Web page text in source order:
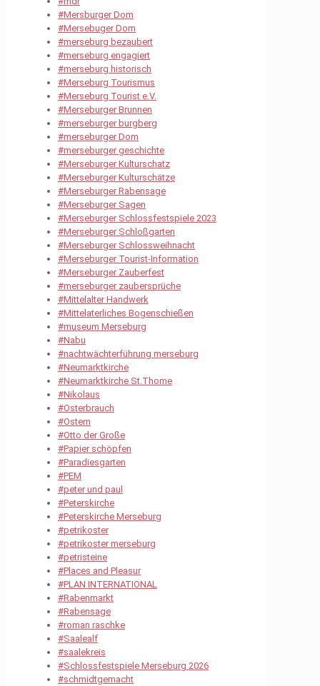
#Mersburger Dom
#Mersebuger Dom
#merseburg bezaubert
#merseburg engagiert
#merseburg historisch
#Merseburg Tourismus
#Merseburg Tourist e.V.
#Merseburger Brunnen
#merseburger burgberg
#merseburger Dom
#merseburger geschichte
#Merseburger Kulturschatz
#Merseburger Kulturschätze
#Merseburger Rabensage
#Merseburger Sagen
#Merseburger Schlossfestspiele 2023
#Merseburger Schloßgarten
#Merseburger Schlossweihnacht
#Merseburger Tourist-Information
#Merseburger Zauberfest
#merseburger zaubersprüche
#Mittelalter Handwerk
#Mittelaterliches Bogenschießen
#museum Merseburg
#Nabu
#nachtwächterführung merseburg
#Neumarktkirche
#Neumarktkirche St.Thome
#Nikolaus
#Osterbrauch
#Ostern
#Otto der Große
#Papier schöpfen
#Paradiesgarten
#PEM
#peter und paul
#Peterskirche
#Peterskirche Merseburg
#petrikoster
#petrikoster merseburg
#petristeine
#Places and Pleasur
#PLAN INTERNATIONAL
#Rabenmarkt
#Rabensage
#roman raschke
#Saalealf
#saalekreis
#Schlossfestspiele Merseburg 2026
#schmidtgemacht